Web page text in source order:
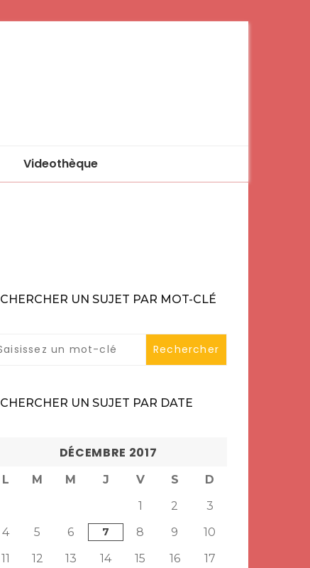
Videothèque
CHERCHER UN SUJET PAR MOT-CLÉ
CHERCHER UN SUJET PAR DATE
DÉCEMBRE 2017
L M M J V S
D
1
2
3
4
5 6 7 8 9
10
11
12 13 14 15 16
17